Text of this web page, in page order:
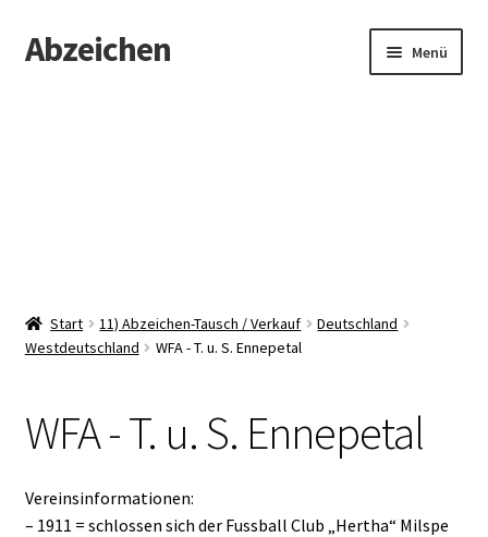
Zur
Navigation
Zum
Inhalt
Abzeichen Menü
Start 11) Abzeichen-Tausch / Verkauf
Deutschland
Westdeutschland
WFA - T. u. S. Ennepetal
WFA - T. u. S. Ennepetal
Vereinsinformationen:
– 1911 = schlossen sich der Fussball Club „Hertha“ Milspe